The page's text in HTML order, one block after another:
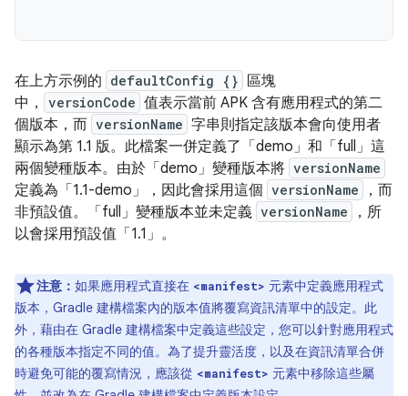
在上方示例的 defaultConfig {} 區塊
中，
versionCode 值表示當前 APK 含有應用程式的第二
個版本，而 versionName 字串則指定該版本會向使用者
顯示為第 1.1 版。此檔案一併定義了「demo」和「full」這
兩個變種版本。由於「demo」變種版本將 versionName
定義為「1.1-demo」，因此會採用這個 versionName
，而
非預設值。「full」變種版本並未定義 versionName
，所
以會採用預設值「1.1」。
注意： 如果應用程式直接在 <manifest> 元素中定義應用程式
版本，Gradle 建構檔案內的版本值將覆寫資訊清單中的設定。此
外，藉由在 Gradle 建構檔案中定義這些設定，您可以針對應用程式
的各種版本指定不同的值。為了提升靈活度，以及在資訊清單合併
時避免可能的覆寫情況，應該從 <manifest> 元素中移除這些屬